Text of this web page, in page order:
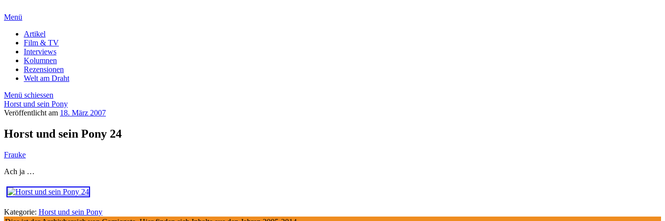
Menü
Artikel
Film & TV
Interviews
Kolumnen
Rezensionen
Welt am Draht
Menü schiessen
Horst und sein Pony
Veröffentlicht am 18. März 2007
Horst und sein Pony 24
Frauke
Ach ja …
Kategorie: Horst und sein Pony